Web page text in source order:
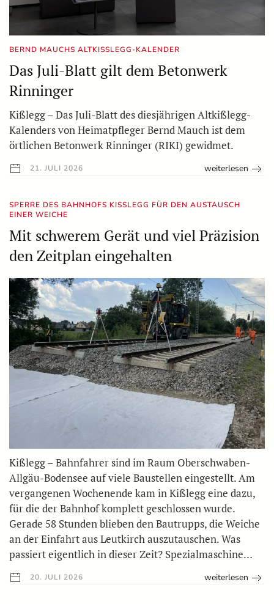
BERND MAUCHS ALTKISSLEGG-KALENDER
Das Juli-Blatt gilt dem Betonwerk
Rinninger
Kißlegg – Das Juli-Blatt des diesjährigen Altkißlegg-
Kalenders von Heimatpfleger Bernd Mauch ist dem
örtlichen Betonwerk Rinninger (RIKI) gewidmet.
21. JULI 2026 weiterlesen
SPERRE DES BAHNHOFS KISSLEGG FÜR DEN AUSTAUSCH E
INER WEICHE
Mit schwerem Gerät und viel Präzision
den Zeitplan eingehalten
Kißlegg – Bahnfahrer sind im Raum Oberschwaben-
Allgäu-Bodensee auf viele Baustellen eingestellt. Am
vergangenen Wochenende kam in Kißlegg eine dazu,
für die der Bahnhof komplett geschlossen wurde.
Gerade 58 Stunden blieben den Bautrupps, die Weiche
an der Einfahrt aus Leutkirch auszutauschen. Was
passiert eigentlich in dieser Zeit? Spezialmaschine…
20. JULI 2026 weiterlesen